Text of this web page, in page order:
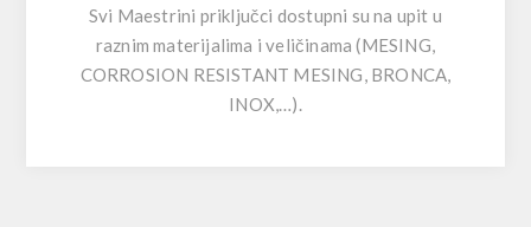
Svi Maestrini priključci dostupni su na upit u
raznim materijalima i veličinama (MESING,
CORROSION RESISTANT MESING, BRONCA,
INOX,…).